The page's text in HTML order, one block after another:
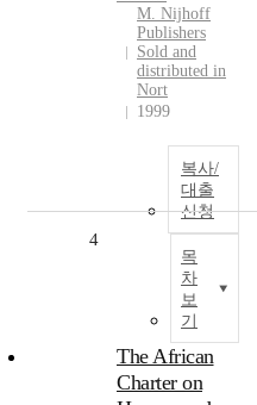
M. Nijhoff
Publishers
Sold and
distributed in
Nort
1999
복사/
대출
신청
목
차
보
기
4
The African
Charter on